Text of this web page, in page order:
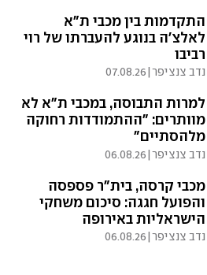
התקדמות בין מכבי ת"א
לאלצ'ה בנוגע להעברתו של רוי
רביבו
נדב צנציפר|
07.08.26
למרות התבוסה, במכבי ת"א לא
מוותרים: "ההתמודדות רחוקה
מלהסתיים"
נדב צנציפר|
06.08.26
מכבי קרסה, בית"ר פספסה
והפועל חגגה: סיכום משחקי
הישראליות באירופה
נדב צנציפר|
06.08.26